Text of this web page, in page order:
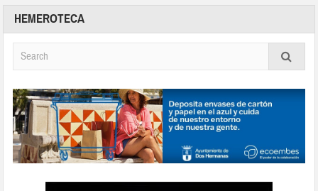
HEMEROTECA